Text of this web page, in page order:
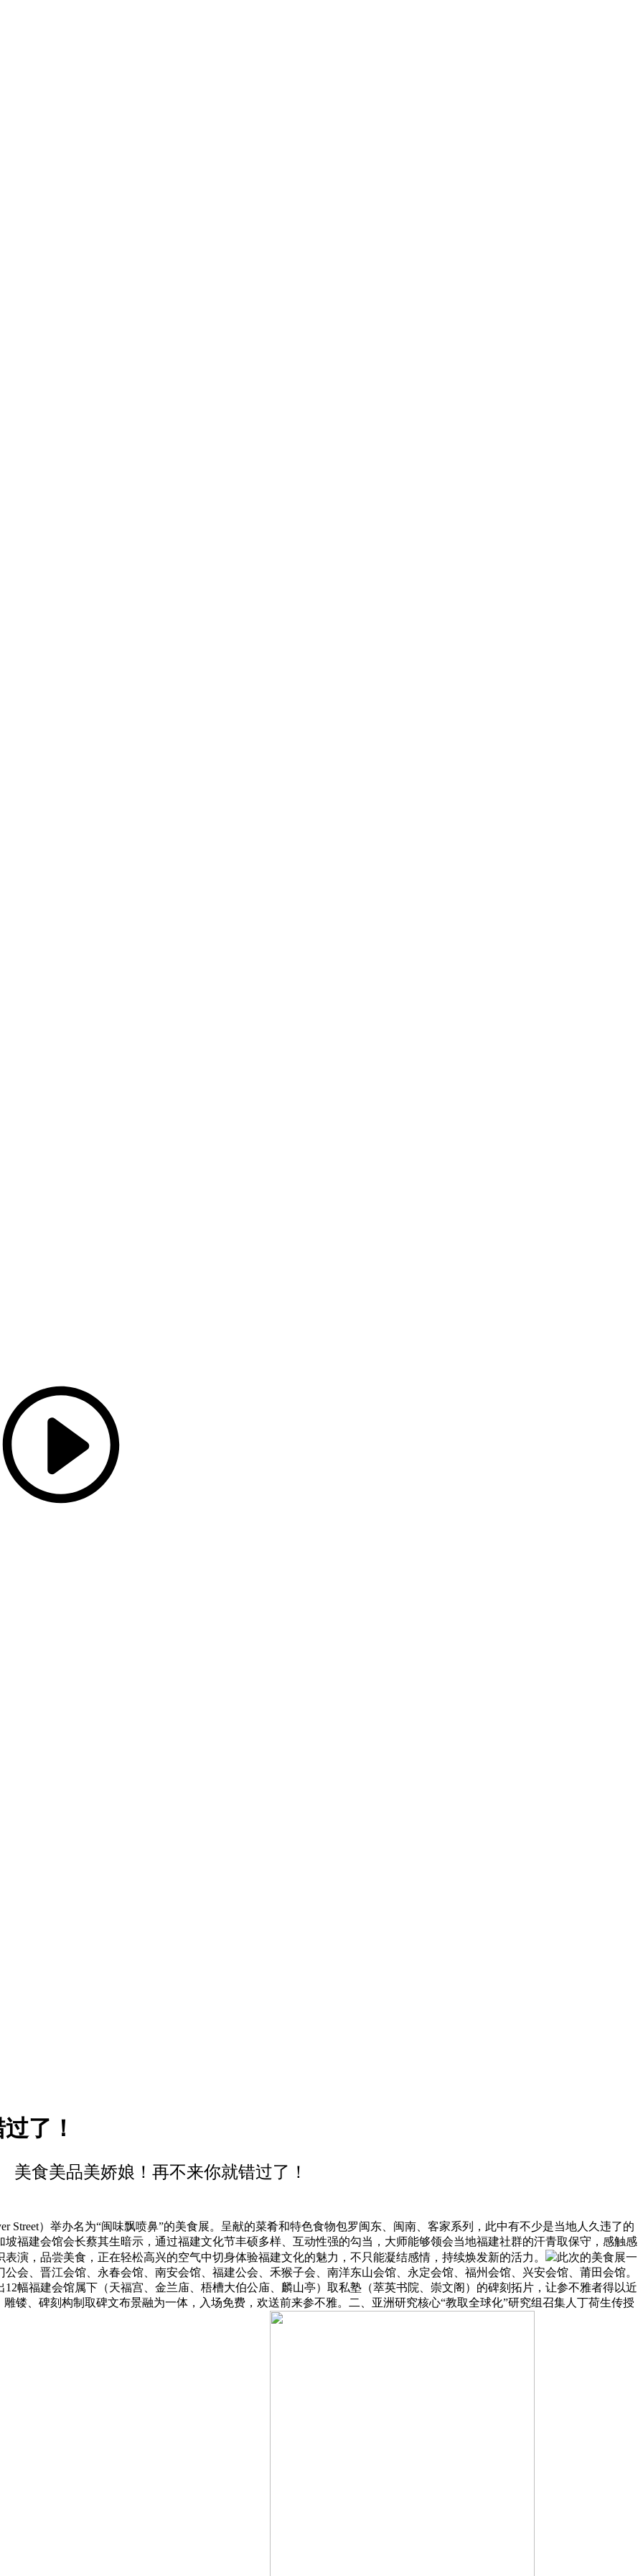
了！
美食美品美娇娘！再不来你就错过了！
）举办名为“闽味飘喷鼻”的美食展。呈献的菜肴和特色食物包罗闽东、闽南、客家系列，此中有不少是当地人久违了的
福建会馆会长蔡其生暗示，通过福建文化节丰硕多样、互动性强的勾当，大师能够领会当地福建社群的汗青取保守，感触感
演，品尝美食，正在轻松高兴的空气中切身体验福建文化的魅力，不只能凝结感情，持续焕发新的活力。
此次的美食展一
、晋江会馆、永春会馆、南安会馆、福建公会、禾猴子会、南洋东山会馆、永定会馆、福州会馆、兴安会馆、莆田会馆。
幅福建会馆属下（天福宫、金兰庙、梧槽大伯公庙、麟山亭）取私塾（萃英书院、崇文阁）的碑刻拓片，让参不雅者得以近
镂、碑刻构制取碑文布景融为一体，入场免费，欢送前来参不雅。二、亚洲研究核心“教取全球化”研究组召集人丁荷生传授